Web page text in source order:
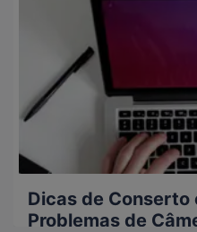
Dicas de Conserto
Problemas de